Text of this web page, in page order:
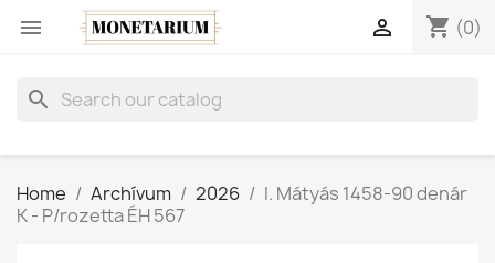
 shopping_cart (0)

search
Home Archívum 2026
I. Mátyás 1458-90 denár
K - P/rozetta ÉH 567